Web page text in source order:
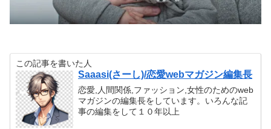
この記事を書いた人
Saaasi(さーし)/恋愛webマガジン編集長
恋愛,人間関係,ファッション,女性のためのweb
マガジンの編集長をしています。いろんな記
事の編集をして１０年以上